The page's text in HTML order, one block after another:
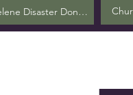
Helene Disaster Donation